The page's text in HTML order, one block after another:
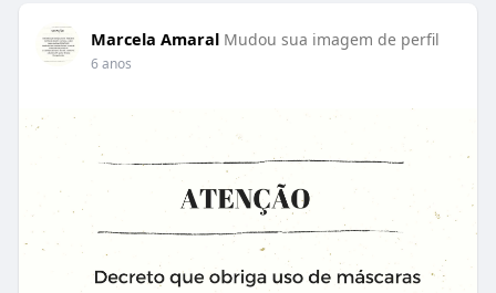
Marcela Amaral Mudou sua imagem de perfil
6 anos